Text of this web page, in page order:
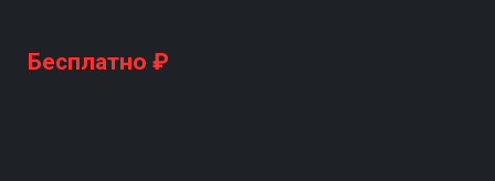
Бесплатно ₽